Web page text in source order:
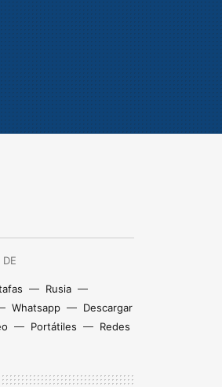
Rusia
Whatsapp
Descargar
Portátiles
Redes